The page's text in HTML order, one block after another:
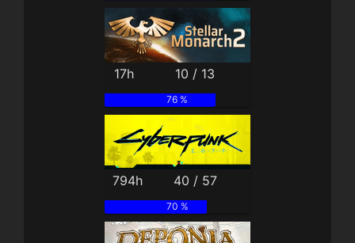
17h 10 / 13
76 %
794h 40 / 57
70 %